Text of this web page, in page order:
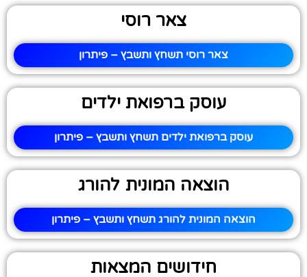
צאר רוסי
צאר רוסי תשחץ ותשבץ – פיתרון
עוסק ברפואת ילדים
עוסק ברפואת ילדים תשחץ ותשבץ – פיתרון
הוצאה המונית להורג
הוצאה המונית להורג תשחץ ותשבץ – פיתרון
חידושים המצאות